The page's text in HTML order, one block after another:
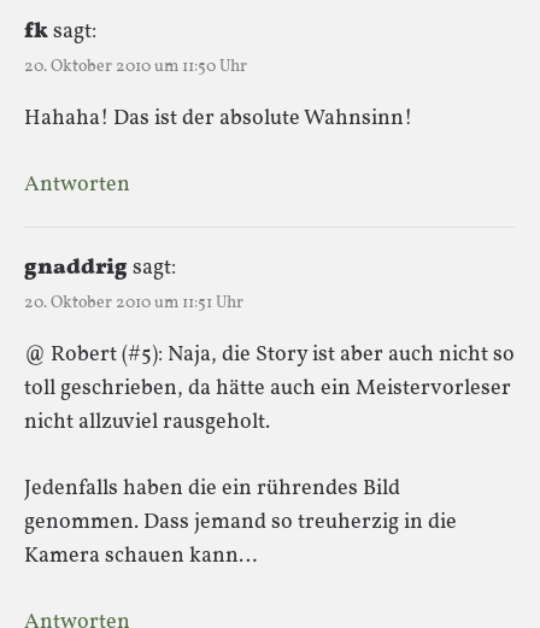
fksagt:
20. Oktober 2010 um 11:50 Uhr
Hahaha! Das ist der absolute Wahnsinn!
Antworten
gnaddrigsagt:
20. Oktober 2010 um 11:51 Uhr
@ Robert (#5): Naja, die Story ist aber auch nicht so
toll geschrieben, da hätte auch ein Meistervorleser
nicht allzuviel rausgeholt.
Jedenfalls haben die ein rührendes Bild
genommen. Dass jemand so treuherzig in die
Kamera schauen kann…